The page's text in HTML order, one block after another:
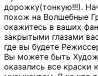
дорожку(тонкую!!!).
похож на Волшебные
окажитесь в ваших
закрытыми глазами
где вы будете
Вы можете быть
оказались все